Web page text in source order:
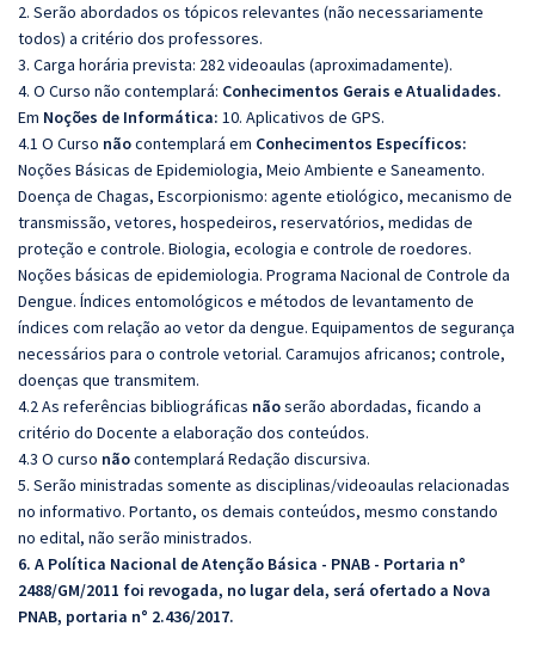
2. Serão abordados os tópicos relevantes (não necessariamente
todos) a critério dos professores.
3. Carga horária prevista: 282 videoaulas (aproximadamente).
4. O Curso não contemplará: Conhecimentos Gerais e Atualidades.
Em Noções de Informática: 10. Aplicativos de GPS.
4.1 O Curso nãocontemplará em Conhecimentos Específicos:
Noções Básicas de Epidemiologia, Meio Ambiente e Saneamento.
Doença de Chagas, Escorpionismo: agente etiológico, mecanismo de
transmissão, vetores, hospedeiros, reservatórios, medidas de
proteção e controle. Biologia, ecologia e controle de roedores.
Noções básicas de epidemiologia. Programa Nacional de Controle da
Dengue. Índices entomológicos e métodos de levantamento de
índices com relação ao vetor da dengue. Equipamentos de segurança
necessários para o controle vetorial. Caramujos africanos; controle,
doenças que transmitem.
4.2 As referências bibliográficas nãoserão abordadas, ficando a
critério do Docente a elaboração dos conteúdos.
4.3 O curso nãocontemplará Redação discursiva.
5. Serão ministradas somente as disciplinas/videoaulas relacionadas
no informativo. Portanto, os demais conteúdos, mesmo constando
no edital, não serão ministrados.
6. A Política Nacional de Atenção Básica - PNAB - Portaria n°
2488/GM/2011 foi revogada, no lugar dela, será ofertado a Nova
PNAB, portaria n° 2.436/2017.